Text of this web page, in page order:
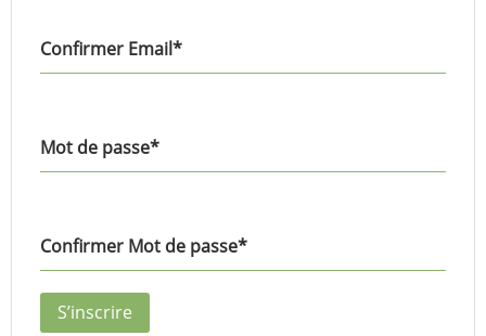
Confirmer Email*
Mot de passe*
Confirmer Mot de passe*